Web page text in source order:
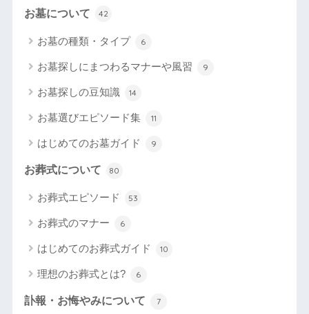
お墓について 42
お墓の種類・タイプ 6
お墓探しにまつわるマナーや風習 9
お墓探しの豆知識 14
お墓選びエピソード集 11
はじめてのお墓ガイド 9
お葬式について 80
お葬式エピソード 53
お葬式のマナー 6
はじめてのお葬式ガイド 10
理想のお葬式とは? 6
訃報・お悔やみについて 7